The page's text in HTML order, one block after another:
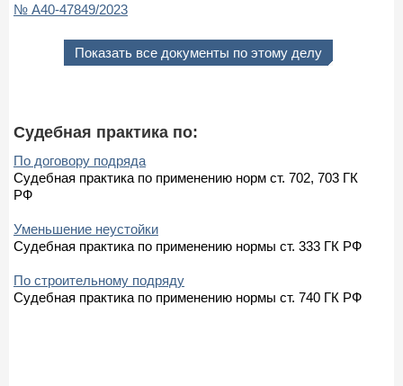
№ А40-47849/2023
Показать все документы по этому делу
Судебная практика по:
По договору подряда
Судебная практика по применению норм ст. 702, 703 ГК
РФ
Уменьшение неустойки
Судебная практика по применению нормы ст. 333 ГК РФ
По строительному подряду
Судебная практика по применению нормы ст. 740 ГК РФ